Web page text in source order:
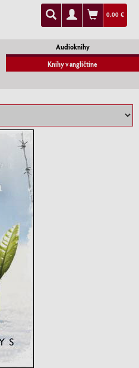
0.00 €
Audioknihy
Knihy v angličtine